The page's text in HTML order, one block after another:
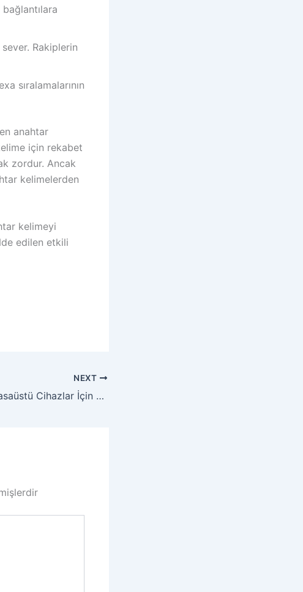
Rakiplerin
sıralamalarının
anahtar
için rekabet
zordur. Ancak
kelimelerden
kelimeyi
edilen etkili
NEXT
Mobil ve Masaüstü Cihazlar İçin Seo Optimizasyonu Nasıl Yapılır?